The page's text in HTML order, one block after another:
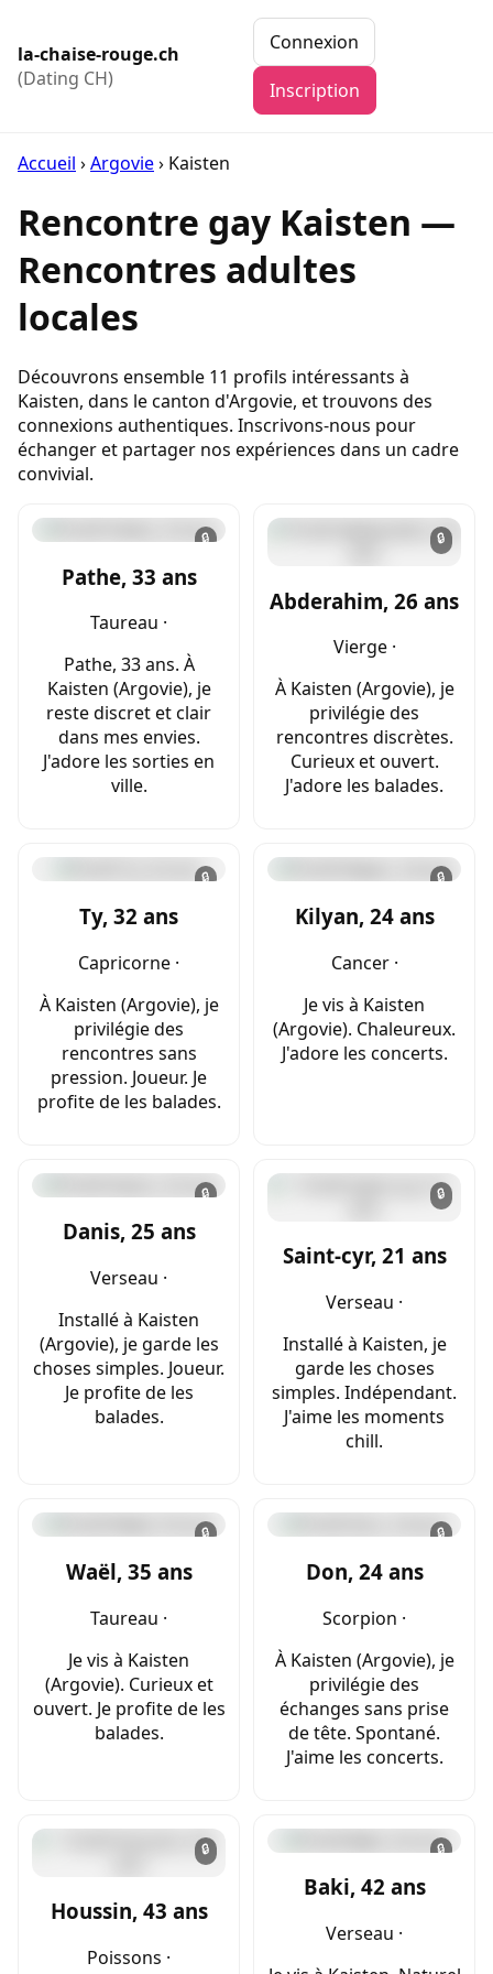
la-chaise-rouge.ch
(Dating CH)
Connexion
Inscription
Accueil ›Argovie› Kaisten
Rencontre gay Kaisten —
Rencontres adultes
locales
Découvrons ensemble 11 profils intéressants à
Kaisten, dans le canton d'Argovie, et trouvons des
connexions authentiques. Inscrivons-nous pour
échanger et partager nos expériences dans un cadre
convivial.
🔒
Pathe, 33 ans
Taureau ·
Pathe, 33 ans. À
Kaisten (Argovie), je
reste discret et clair
dans mes envies.
J'adore les sorties en
ville.
🔒
Abderahim, 26 ans
Vierge ·
À Kaisten (Argovie), je
privilégie des
rencontres discrètes.
Curieux et ouvert.
J'adore les balades.
🔒
Ty, 32 ans
Capricorne ·
À Kaisten (Argovie), je
privilégie des
rencontres sans
pression. Joueur. Je
profite de les balades.
🔒
Kilyan, 24 ans
Cancer ·
Je vis à Kaisten
(Argovie). Chaleureux.
J'adore les concerts.
🔒
Danis, 25 ans
Verseau ·
Installé à Kaisten
(Argovie), je garde les
choses simples. Joueur.
Je profite de les
balades.
🔒
Saint-cyr, 21 ans
Verseau ·
Installé à Kaisten, je
garde les choses
simples. Indépendant.
J'aime les moments
chill.
🔒
Waël, 35 ans
Taureau ·
Je vis à Kaisten
(Argovie). Curieux et
ouvert. Je profite de les
balades.
🔒
Don, 24 ans
Scorpion ·
À Kaisten (Argovie), je
privilégie des
échanges sans prise
de tête. Spontané.
J'aime les concerts.
🔒
Houssin, 43 ans
Poissons ·
🔒
Baki, 42 ans
Verseau ·